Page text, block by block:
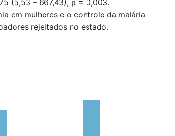
(5,53 – 667,43), p = 0,003.
em mulheres e o controle da malária
rejeitados no estado.